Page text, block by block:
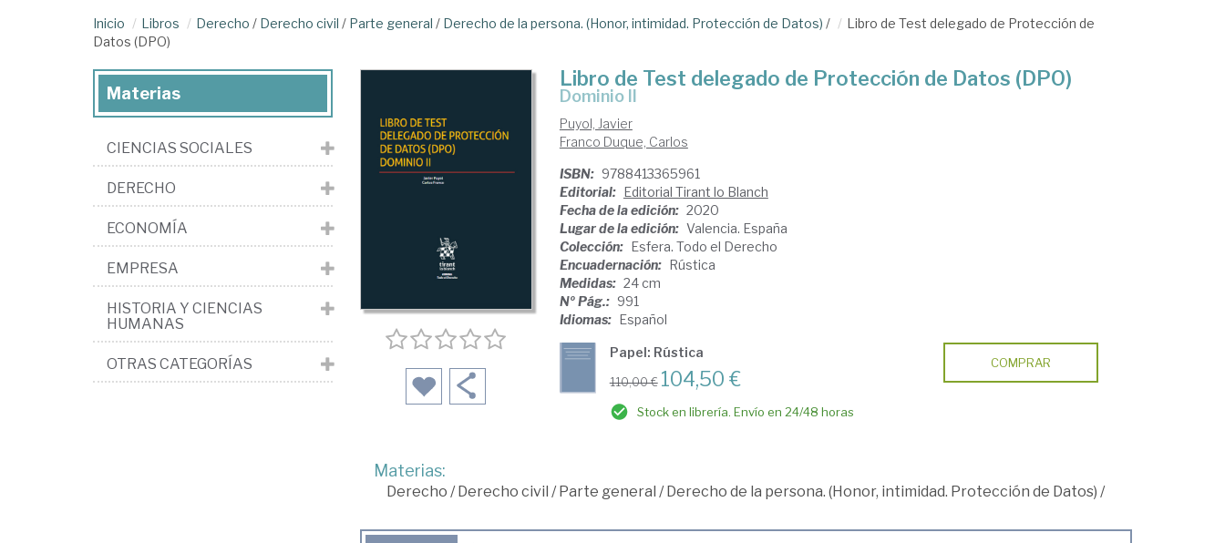
Inicio Libros Derecho / Derecho civil / Parte general / Derecho de la persona. (Honor, intimidad. Protección de Datos) /
Libro de Test delegado de Protección de
Datos (DPO)
Libro de Test delegado de Protección de Datos (DPO)
Dominio II
Puyol, Javier
Franco Duque, Carlos
ISBN: 9788413365961
Editorial: Editorial Tirant lo Blanch
Fecha de la edición: 2020
Lugar de la edición: Valencia. España
Colección: Esfera. Todo el Derecho
Encuadernación: Rústica
Medidas: 24 cm
Nº Pág.: 991
Idiomas: Español
Papel: Rústica
110,00 € 104,50 €
Stock en librería. Envío en 24/48 horas
COMPRAR
Materias:
Derecho /Derecho civil /Parte general /Derecho de la persona. (Honor, intimidad. Protección de Datos) /
Materias
CIENCIAS SOCIALES
DERECHO
ECONOMÍA
EMPRESA
HISTORIA Y CIENCIAS
HUMANAS
OTRAS CATEGORÍAS